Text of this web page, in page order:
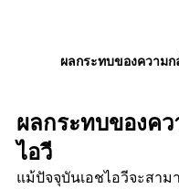
ผลกระทบของความก
ผลกระทบของคว
ไอวี
แม้ปัจจุบันเอชไอวีจะสา